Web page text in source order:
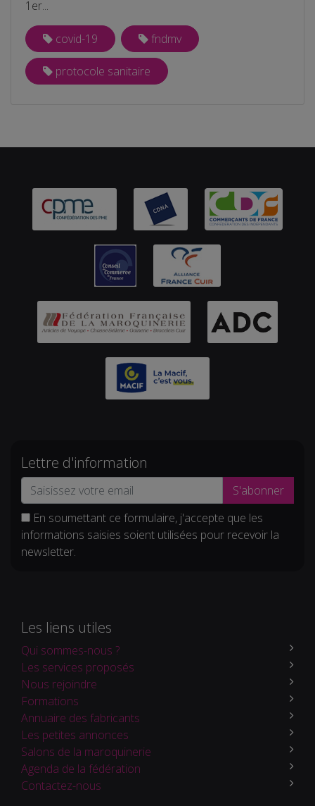
1er...
covid-19 fndmv
protocole sanitaire
Lettre d'information
S'abonner
En soumettant ce formulaire, j'accepte que les
informations saisies soient utilisées pour recevoir la
newsletter.
Les liens utiles
Qui sommes-nous ?
Les services proposés
Nous rejoindre
Formations
Annuaire des fabricants
Les petites annonces
Salons de la maroquinerie
Agenda de la fédération
Contactez-nous